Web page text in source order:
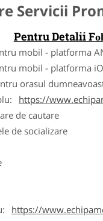
Servicii
Pentru Detalii F
mobil - platforma
mobil - platforma
orasul
https://
de cautare
de socializare
https://